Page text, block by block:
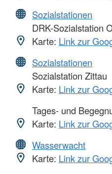
Sozialstationen
DRK-Sozialstation
Karte: Link zur
Sozialstationen
Sozialstation Zittau
Karte: Link zur
Tages- und
Karte: Link zur
Wasserwacht
Karte: Link zur